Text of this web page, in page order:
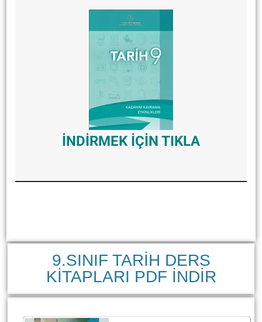
İNDİRMEK İÇİN TIKLA
9.SINIF TARİH DERS
KİTAPLARI PDF İNDİR